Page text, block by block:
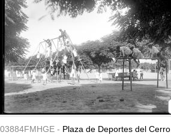
03884FMHGE - Plaza de Deportes del Cerro.